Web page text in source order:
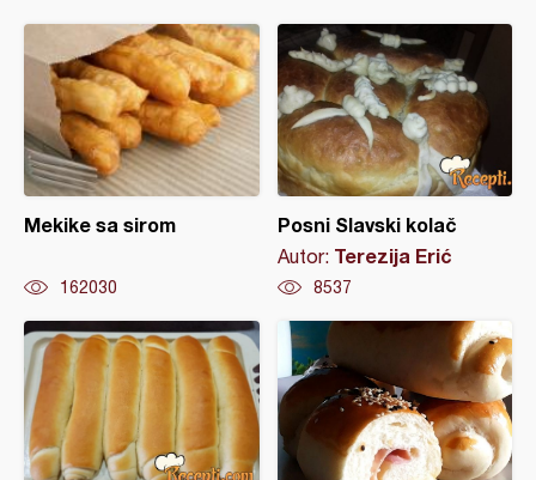
Mekike sa sirom
162030
Posni Slavski kolač
Autor: Terezija Erić
8537